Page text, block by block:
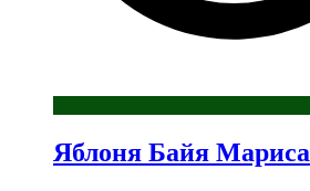
Яблоня Байя Мариса